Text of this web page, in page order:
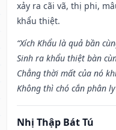
xảy ra cãi vã, thị phi,
khẩu thiệt.
“Xích Khẩu là quả bần
Sinh ra khẩu thiệt bàn
Chẳng thời mất của nó
Không thì chó cắn phân
Nhị Thập Bát Tú